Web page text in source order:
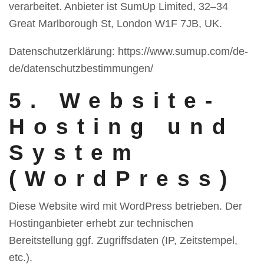
verarbeitet. Anbieter ist SumUp Limited, 32–34
Great Marlborough St, London W1F 7JB, UK.
Datenschutzerklärung: https://www.sumup.com/de-
de/datenschutzbestimmungen/
5. Website-
Hosting und
System
(WordPress)
Diese Website wird mit WordPress betrieben. Der
Hostinganbieter erhebt zur technischen
Bereitstellung ggf. Zugriffsdaten (IP, Zeitstempel,
etc.).